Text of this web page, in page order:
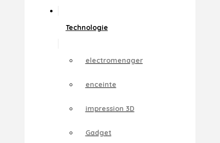
Technologie
electromenager
enceinte
impression 3D
Gadget